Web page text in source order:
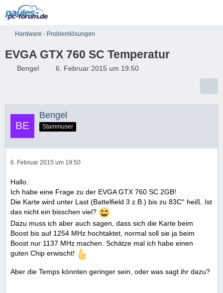
Hardware - Problemlösungen
EVGA GTX 760 SC Temperatur
Bengel 6. Februar 2015 um 19:50
Bengel
Stammuser
6. Februar 2015 um 19:50
Hallo.
Ich habe eine Frage zu der EVGA GTX 760 SC 2GB!
Die Karte wird unter Last (Battelfield 3 z.B.) bis zu 83C° heiß. Ist
das nicht ein bisschen viel?
Dazu muss ich aber auch sagen, dass sich die Karte beim
Boost bis auf 1254 MHz hochtaktet, normal soll sie ja beim
Boost nur 1137 MHz machen. Schätze mal ich habe einen
guten Chip erwischt!
Aber die Temps könnten geringer sein, oder was sagt ihr dazu?